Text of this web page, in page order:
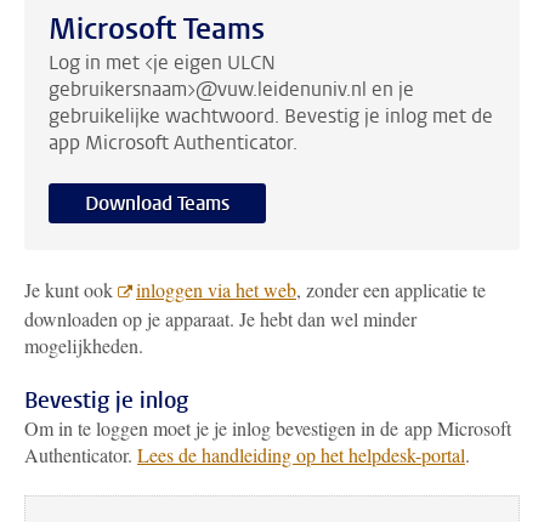
Microsoft Teams
Log in met <je eigen ULCN
gebruikersnaam>@vuw.leidenuniv.nl en je
gebruikelijke wachtwoord. Bevestig je inlog met de
app Microsoft Authenticator.
Download Teams
Je kunt ook inloggen via het web, zonder een applicatie te
downloaden op je apparaat. Je hebt dan wel minder
mogelijkheden.
Bevestig je inlog
Om in te loggen moet je je inlog bevestigen in de app Microsoft
Authenticator. Lees de handleiding op het helpdesk-portal.